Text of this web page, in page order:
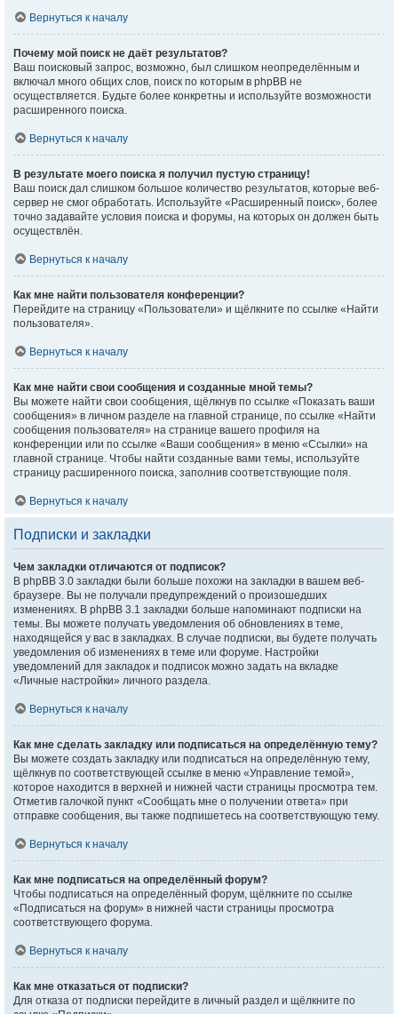
Вернуться к началу
Почему мой поиск не даёт результатов?
Ваш поисковый запрос, возможно, был слишком неопределённым и
включал много общих слов, поиск по которым в phpBB не
осуществляется. Будьте более конкретны и используйте возможности
расширенного поиска.
Вернуться к началу
В результате моего поиска я получил пустую страницу!
Ваш поиск дал слишком большое количество результатов, которые веб-
сервер не смог обработать. Используйте «Расширенный поиск», более
точно задавайте условия поиска и форумы, на которых он должен быть
осуществлён.
Вернуться к началу
Как мне найти пользователя конференции?
Перейдите на страницу «Пользователи» и щёлкните по ссылке «Найти
пользователя».
Вернуться к началу
Как мне найти свои сообщения и созданные мной темы?
Вы можете найти свои сообщения, щёлкнув по ссылке «Показать ваши
сообщения» в личном разделе на главной странице, по ссылке «Найти
сообщения пользователя» на странице вашего профиля на
конференции или по ссылке «Ваши сообщения» в меню «Ссылки» на
главной странице. Чтобы найти созданные вами темы, используйте
страницу расширенного поиска, заполнив соответствующие поля.
Вернуться к началу
Подписки и закладки
Чем закладки отличаются от подписок?
В phpBB 3.0 закладки были больше похожи на закладки в вашем веб-
браузере. Вы не получали предупреждений о произошедших
изменениях. В phpBB 3.1 закладки больше напоминают подписки на
темы. Вы можете получать уведомления об обновлениях в теме,
находящейся у вас в закладках. В случае подписки, вы будете получать
уведомления об изменениях в теме или форуме. Настройки
уведомлений для закладок и подписок можно задать на вкладке
«Личные настройки» личного раздела.
Вернуться к началу
Как мне сделать закладку или подписаться на определённую тему?
Вы можете создать закладку или подписаться на определённую тему,
щёлкнув по соответствующей ссылке в меню «Управление темой»,
которое находится в верхней и нижней части страницы просмотра тем.
Отметив галочкой пункт «Сообщать мне о получении ответа» при
отправке сообщения, вы также подпишетесь на соответствующую тему.
Вернуться к началу
Как мне подписаться на определённый форум?
Чтобы подписаться на определённый форум, щёлкните по ссылке
«Подписаться на форум» в нижней части страницы просмотра
соответствующего форума.
Вернуться к началу
Как мне отказаться от подписки?
Для отказа от подписки перейдите в личный раздел и щёлкните по